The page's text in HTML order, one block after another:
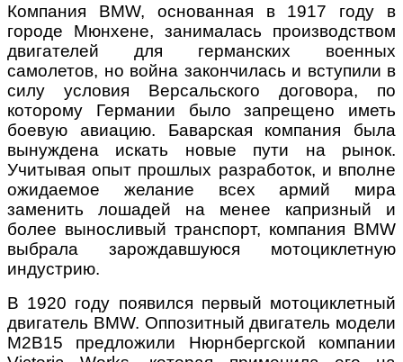
Компания BMW, основанная в 1917 году в
городе Мюнхене, занималась производством
двигателей для германских военных
самолетов, но война закончилась и вступили в
силу условия Версальского договора, по
которому Германии было запрещено иметь
боевую авиацию. Баварская компания была
вынуждена искать новые пути на рынок.
Учитывая опыт прошлых разработок, и вполне
ожидаемое желание всех армий мира
заменить лошадей на менее капризный и
более выносливый транспорт, компания BMW
выбрала зарождавшуюся мотоциклетную
индустрию.
В 1920 году появился первый мотоциклетный
двигатель BMW. Оппозитный двигатель модели
M2B15 предложили Нюрнбергской компании